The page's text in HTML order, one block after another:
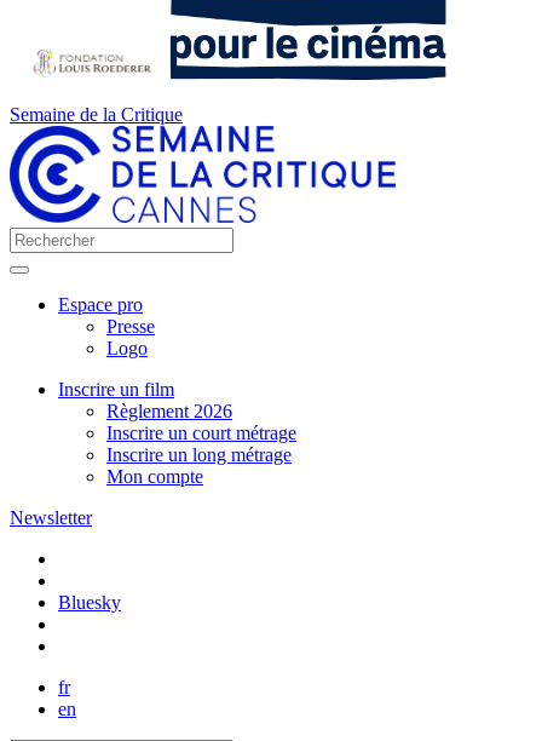
Semaine de la Critique
Espace pro
Presse
Logo
Inscrire un film
Règlement 2026
Inscrire un court métrage
Inscrire un long métrage
Mon compte
Newsletter
Bluesky
fr
en